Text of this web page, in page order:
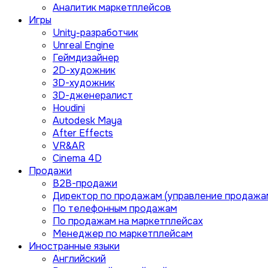
Аналитик маркетплейсов
Игры
Unity-разработчик
Unreal Engine
Геймдизайнер
2D-художник
3D-художник
3D-дженералист
Houdini
Autodesk Maya
After Effects
VR&AR
Cinema 4D
Продажи
B2B-продажи
Директор по продажам (управление
По телефонным продажам
По продажам на маркетплейсах
Менеджер по маркетплейсам
Иностранные языки
Английский